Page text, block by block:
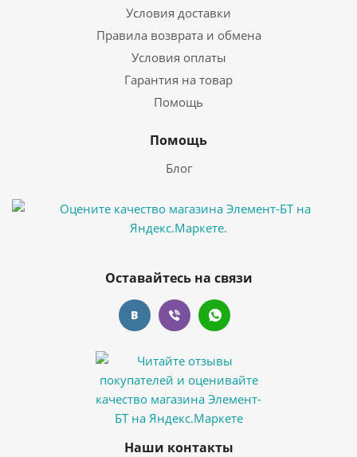
Условия доставки
Правила возврата и обмена
Условия оплаты
Гарантия на товар
Помощь
Помощь
Блог
Оставайтесь на связи
Наши контакты